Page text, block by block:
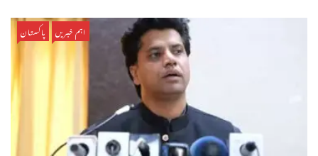
اہم خبریں پاکستان